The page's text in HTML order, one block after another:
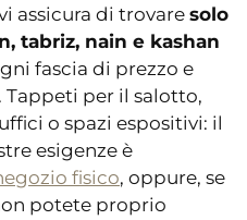
assicura di trovare solo
tabriz, nain e kashan
fascia di prezzo e
Tappeti per il salotto,
o spazi espositivi: il
esigenze è
fisico, oppure, se
potete proprio